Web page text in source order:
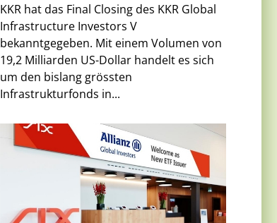
KKR hat das Final Closing des KKR Global
Infrastructure Investors V
bekanntgegeben. Mit einem Volumen von
19,2 Milliarden US-Dollar handelt es sich
um den bislang grössten
Infrastrukturfonds in...